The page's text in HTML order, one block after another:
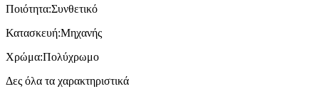
Ποιότητα:Συνθετικό
Κατασκευή:Μηχανής
Χρώμα:Πολύχρωμο
Δες όλα τα χαρακτηριστικά